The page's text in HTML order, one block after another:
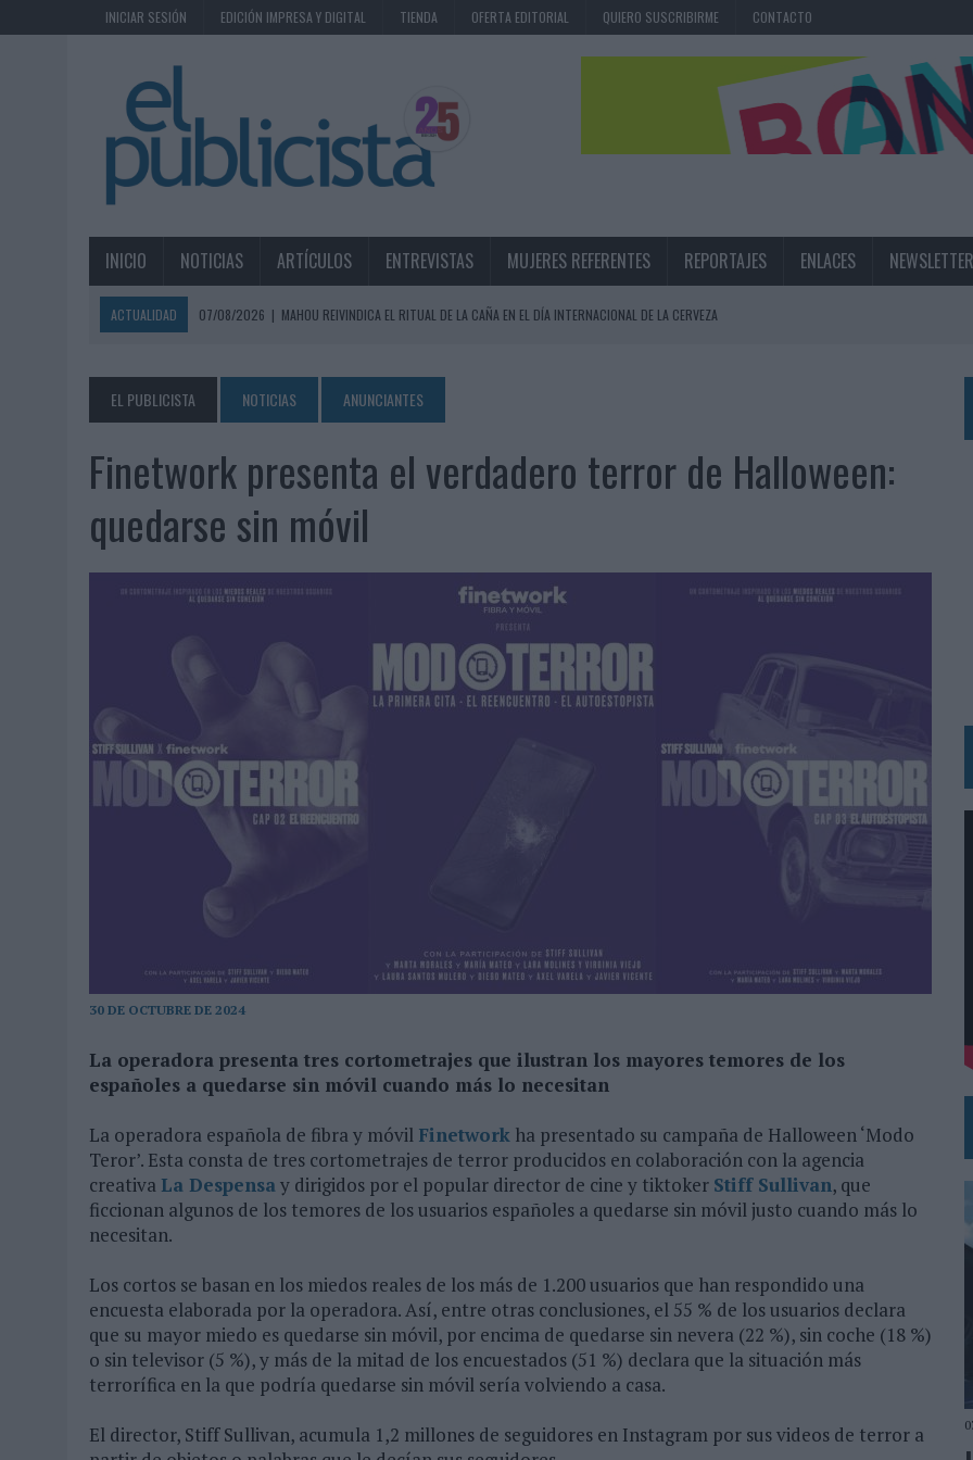
INICIAR SESIÓN EDICIÓN IMPRESA Y DIGITAL TIENDA OFERTA EDITORIAL QUIERO SUSCRIBIRME CONTACTO
INICIO NOTICIAS ARTÍCULOS ENTREVISTAS MUJERES REFERENTES REPORTAJES ENLACES NEWSLETTER
ACTUALIDAD 07/08/2026 | MAHOU REIVINDICA EL RITUAL DE LA CAÑA EN EL DÍA INTERNACIONAL DE LA CERVEZA
07/08/2026 | EL VERANO PONE A PRUEBA LA ESTRATEGIA DIGITAL DE LAS MARCAS
07/08/2026
VUELING CONVIERTE LOS RECUERDOS EN SOUVENIRS CON IA
07/08/2026
CUANDO SE APAGUE EL SOL, EL ECLIPSE DE 2026 PONDRÁ A PRUEBA LA CREATIVIDAD DE LAS MARCAS
06/08/2026
‘LA VUELTA’, DE FENOMENAL PARA MÁLAGA CF
LA TELEVISIÓN SIGUE LIDERANDO EL CONSUMO DE MEDIOS EN VERANO Y SUPERA AL MÓVIL COMO DISPOSITIVO MÁS UTILIZADO
06/08/2026
SYSTEM1 NOMBRA A KIMBERLY BASTONI COMO NUEVA DIRECTORA COMERCIAL GLOBAL
FRIGO Y UNIQLO LANZAN UNA COLECCIÓN PERSONALIZABLE INSPIRADA EN CORNETTO, CALIPPO Y SOLERO
06/08/2026 | LA IA ESTÁ SUBIENDO EL LISTÓN DE LA CREATIVIDAD
05/08/2026 | BEON WORLDWIDE LANZA RAÍZ URBANA PARA TRANSFORMAR EL PATRIMONIO HISTÓRICO EN ACTIVOS CULTURALES Y ECONÓMICOS
FABRA COMUNICACIÓN INCORPORA A CASONÁ Y ASUME LA GESTIÓN DE SUS RELACIONES CON LOS MEDIOS
LOPESAN HOTELS & RESORTS ACERCA EL PARAÍSO CANARIO EN SU ÚLTIMA CAMPAÑA INTERNACIONAL
LUIS ARQUILLOS (BURGO DE ARIAS): “LA CONSTRUCCIÓN DE MARCA A LARGO PLAZO Y LA MEDICIÓN SON DOS CARAS DE LA MISMA
‘EL PARAÍSO MÁS CERCA’, DE 22GRADOS PARA LOPESAN HOTELS & RESORTS
04/08/2026 | ‘LA ÚNICA CERVEZA DEL MUNDO QUE SE DISFRUTA DOS VECES’, DE INUSUALY PARA CERVEZA CAPAZ
EL PUBLICISTA NOTICIAS ANUNCIANTES
Finetwork presenta el verdadero terror de Halloween:
quedarse sin móvil
30 DE OCTUBRE DE 2024
La operadora presenta tres cortometrajes que ilustran los mayores temores de los
españoles a quedarse sin móvil cuando más lo necesitan
La operadora española de fibra y móvil Finetwork ha presentado su campaña de Halloween ‘Modo
Teror’. Esta consta de tres cortometrajes de terror producidos en colaboración con la agencia
creativa La Despensay dirigidos por el popular director de cine y tiktoker Stiff Sullivan, que
ficcionan algunos de los temores de los usuarios españoles a quedarse sin móvil justo cuando más lo
necesitan.
Los cortos se basan en los miedos reales de los más de 1.200 usuarios que han respondido una
encuesta elaborada por la operadora. Así, entre otras conclusiones, el 55 % de los usuarios declara
que su mayor miedo es quedarse sin móvil, por encima de quedarse sin nevera (22 %), sin coche (18 %)
o sin televisor (5 %), y más de la mitad de los encuestados (51 %) declara que la situación más
terrorífica en la que podría quedarse sin móvil sería volviendo a casa.
El director, Stiff Sullivan, acumula 1,2 millones de seguidores en Instagram por sus videos de terror a